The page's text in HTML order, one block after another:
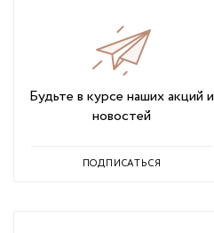
Будьте в курсе наших акций и
новостей
ПОДПИСАТЬСЯ